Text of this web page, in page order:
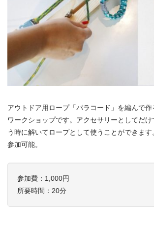
アウトドア用ロープ「パラコード」を編んで
ワークショップです。アクセサリーとしてだ
う時に解いてロープとして使うことができま
参加可能。
参加費：1,000円
所要時間：20分